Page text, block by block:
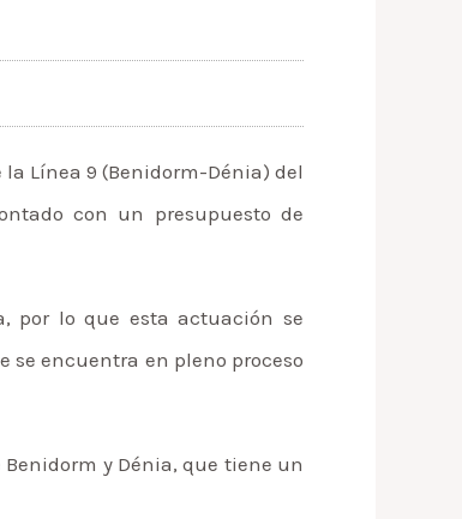
Línea 9 (Benidorm-Dénia) del
con un presupuesto de
por lo que esta actuación se
se encuentra en pleno proceso
y Dénia, que tiene un